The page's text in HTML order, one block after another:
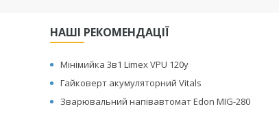
НАШІ РЕКОМЕНДАЦІЇ
Мінімийка 3в1 Limex VPU 120y
Гайковерт акумуляторний Vitals
Зварювальний напівавтомат Edon MIG-280